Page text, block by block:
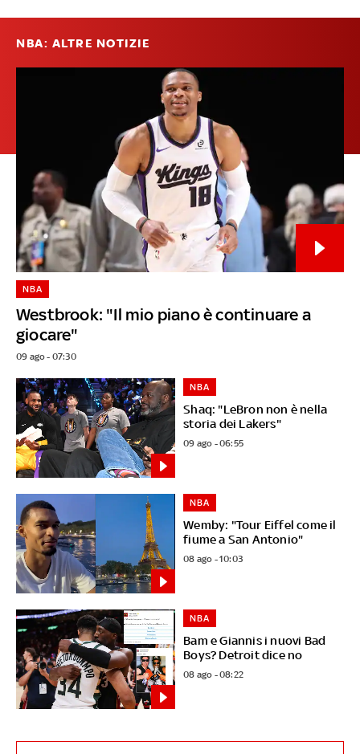
NBA: ALTRE NOTIZIE
Westbrook: "Il mio piano è continuare a
giocare"
NBA
09 ago - 07:30
Shaq: "LeBron non è nella
storia dei Lakers"
NBA
09 ago - 06:55
Wemby: "Tour Eiffel come il
fiume a San Antonio"
NBA
08 ago - 10:03
Bam e Giannis i nuovi Bad
Boys? Detroit dice no
NBA
08 ago - 08:22